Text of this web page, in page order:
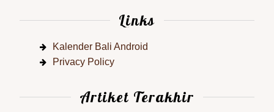
Links
Kalender Bali Android
Privacy Policy
Artiket Terakhir